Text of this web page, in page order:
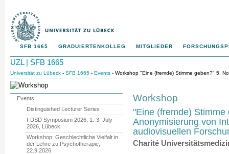
SFB 1665 GRADUIERTENKOLLEG MITGLIEDER
UZL | SFB 1665
Universität zu Lübeck - SFB 1665 - Events - Workshop "Eine (fremde) Stimme geben?" 5.
Workshop
"Eine (fremde)
Anonymisierung von
audiovisuellen
Charité
Events
Distinguished Lecturer Series
I-DSD Symposium 2026, 1.-3. July
2026, Lübeck
Workshop: Geschlechtliche Vielfalt in
der Lehre zu Psychotherapie,
22.9.2026